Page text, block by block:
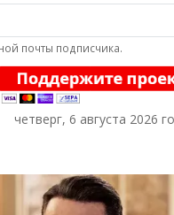
почты подписчика.
четверг, 6 августа 2026